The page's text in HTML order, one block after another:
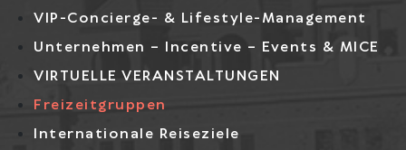
VIP-Concierge- & Lifestyle-Management
Unternehmen – Incentive – Events & MICE
VIRTUELLE VERANSTALTUNGEN
Freizeitgruppen
Internationale Reiseziele